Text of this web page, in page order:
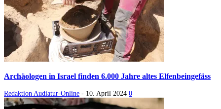
Archäologen in Israel finden 6.000 Jahre altes Elfenbeingefäss
Redaktion Audiatur-Online - 10. April 2024 0